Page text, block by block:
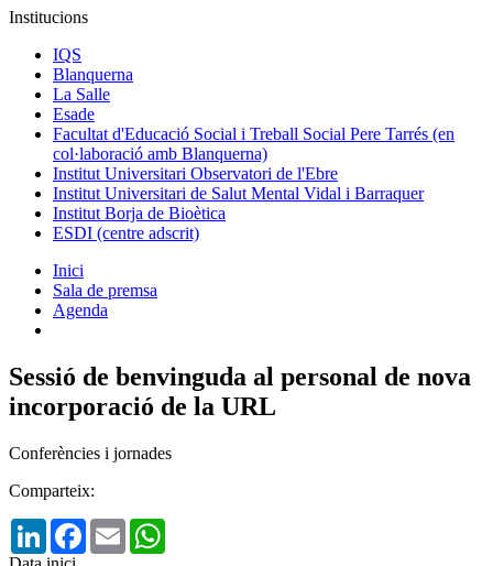
Institucions
IQS
Blanquerna
La Salle
Esade
Facultat d'Educació Social i Treball Social Pere Tarrés (en
col·laboració amb Blanquerna)
Institut Universitari Observatori de l'Ebre
Institut Universitari de Salut Mental Vidal i Barraquer
Institut Borja de Bioètica
ESDI (centre adscrit)
Inici
Sala de premsa
Agenda
Sessió de benvinguda al personal de nova
incorporació de la URL
Conferències i jornades
Comparteix:
LinkedInFacebook
Email